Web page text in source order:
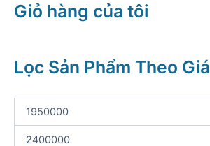
Giỏ hàng của tôi
Lọc Sản Phẩm Theo Giá